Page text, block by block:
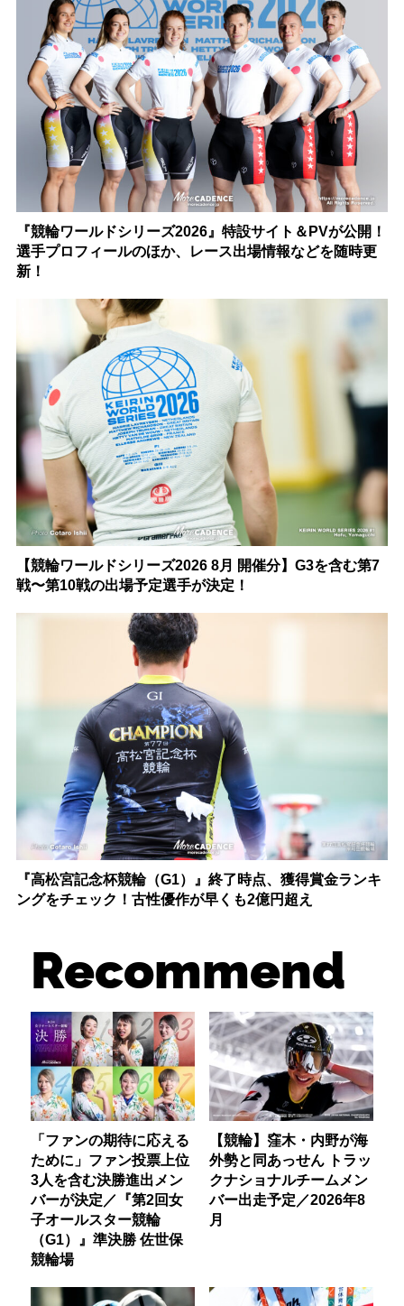
『競輪ワールドシリーズ2026』特設サイト＆PVが公開！
選手プロフィールのほか、レース出場情報などを随時更
新！
【競輪ワールドシリーズ2026 8月 開催分】G3を含む第7
戦〜第10戦の出場予定選手が決定！
『高松宮記念杯競輪（G1）』終了時点、獲得賞金ランキ
ングをチェック！古性優作が早くも2億円超え
Recommend
「ファンの期待に応える
ために」ファン投票上位
3人を含む決勝進出メン
バーが決定／『第2回女
子オールスター競輪
（G1）』準決勝 佐世保
競輪場
【競輪】窪木・内野が海
外勢と同あっせん トラッ
クナショナルチームメン
バー出走予定／2026年8
月